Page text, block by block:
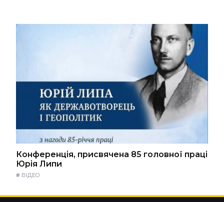
Конференція, присвячена 85 головної праці
Юрія Липи
# ВІДЕО